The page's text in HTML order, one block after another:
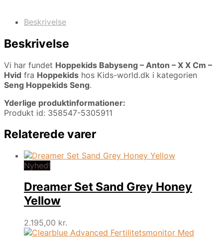
Beskrivelse
Beskrivelse
Vi har fundet Hoppekids Babyseng – Anton – X X Cm –
Hvid fra Hoppekids hos Kids-world.dk i kategorien
Seng Hoppekids Seng.
Yderlige produktinformationer:
Produkt id: 358547-5305911
Relaterede varer
Nyhed!
Dreamer Set Sand Grey Honey
Yellow
2.195,00 kr.